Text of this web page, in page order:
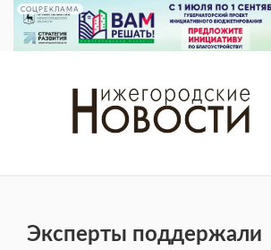
СОЦРЕКЛАМА
Эксперты поддержали